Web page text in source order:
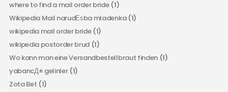
where to find a mail order bride(1)
Wikipedia Mail narudЕѕba mladenka(1)
wikipedia mail order bride(1)
wikipedia postorder brud (1)
Wo kann man eine Versandbestellbraut finden(1)
yabancД± gelinler(1)
Zota Bet (1)